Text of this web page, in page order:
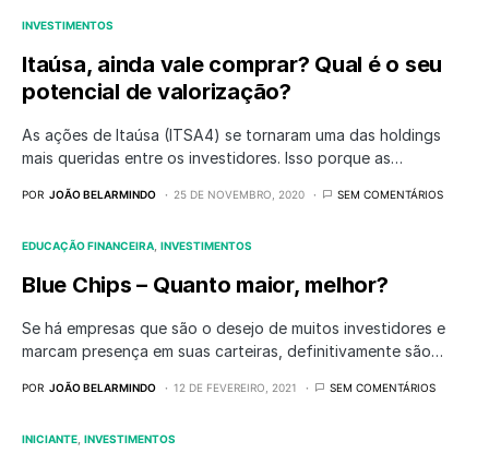
INVESTIMENTOS
Itaúsa, ainda vale comprar? Qual é o seu
potencial de valorização?
As ações de Itaúsa (ITSA4) se tornaram uma das holdings
mais queridas entre os investidores. Isso porque as…
POR JOÃO BELARMINDO 25 DE NOVEMBRO, 2020 SEM COMENTÁRIOS
EDUCAÇÃO FINANCEIRA INVESTIMENTOS
Blue Chips – Quanto maior, melhor?
Se há empresas que são o desejo de muitos investidores e
marcam presença em suas carteiras, definitivamente são…
POR JOÃO BELARMINDO 12 DE FEVEREIRO, 2021 SEM COMENTÁRIOS
INICIANTE INVESTIMENTOS